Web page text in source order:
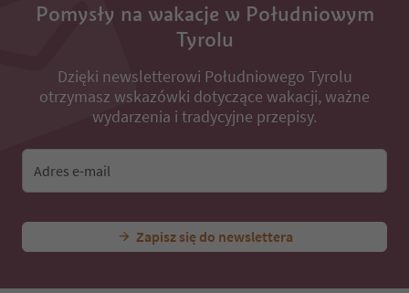
Pomysły na wakacje w Południowym
Tyrolu
Dzięki newsletterowi Południowego Tyrolu
otrzymasz wskazówki dotyczące wakacji, ważne
wydarzenia i tradycyjne przepisy.
Adres e-mail
Zapisz się do newslettera